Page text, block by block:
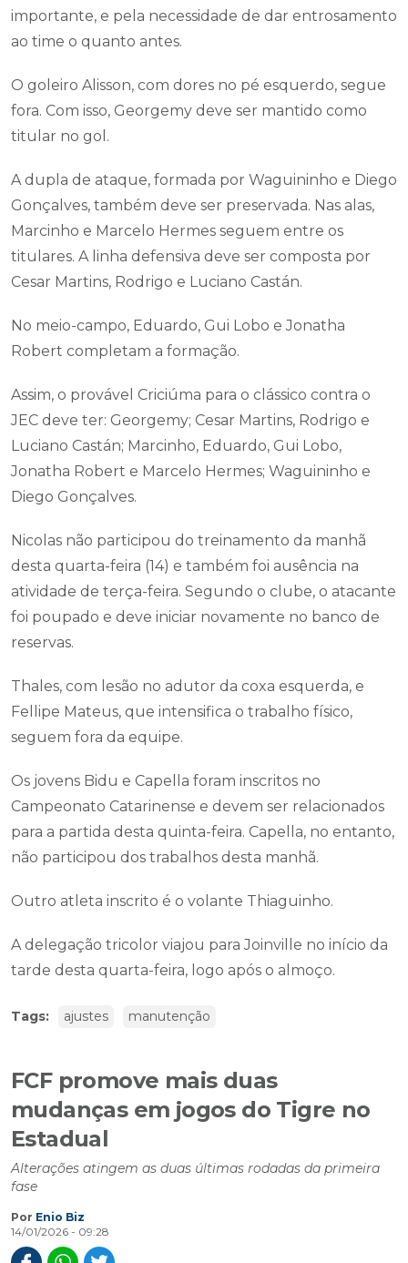
importante, e pela necessidade de dar entrosamento
ao time o quanto antes.
O goleiro Alisson, com dores no pé esquerdo, segue
fora. Com isso, Georgemy deve ser mantido como
titular no gol.
A dupla de ataque, formada por Waguininho e Diego
Gonçalves, também deve ser preservada. Nas alas,
Marcinho e Marcelo Hermes seguem entre os
titulares. A linha defensiva deve ser composta por
Cesar Martins, Rodrigo e Luciano Castán.
No meio-campo, Eduardo, Gui Lobo e Jonatha
Robert completam a formação.
Assim, o provável Criciúma para o clássico contra o
JEC deve ter: Georgemy; Cesar Martins, Rodrigo e
Luciano Castán; Marcinho, Eduardo, Gui Lobo,
Jonatha Robert e Marcelo Hermes; Waguininho e
Diego Gonçalves.
Nicolas não participou do treinamento da manhã
desta quarta-feira (14) e também foi ausência na
atividade de terça-feira. Segundo o clube, o atacante
foi poupado e deve iniciar novamente no banco de
reservas.
Thales, com lesão no adutor da coxa esquerda, e
Fellipe Mateus, que intensifica o trabalho físico,
seguem fora da equipe.
Os jovens Bidu e Capella foram inscritos no
Campeonato Catarinense e devem ser relacionados
para a partida desta quinta-feira. Capella, no entanto,
não participou dos trabalhos desta manhã.
Outro atleta inscrito é o volante Thiaguinho.
A delegação tricolor viajou para Joinville no início da
tarde desta quarta-feira, logo após o almoço.
Tags: ajustes manutenção
FCF promove mais duas
mudanças em jogos do Tigre no
Estadual
Alterações atingem as duas últimas rodadas da primeira
fase
Por Enio Biz
14/01/2026 - 09:28